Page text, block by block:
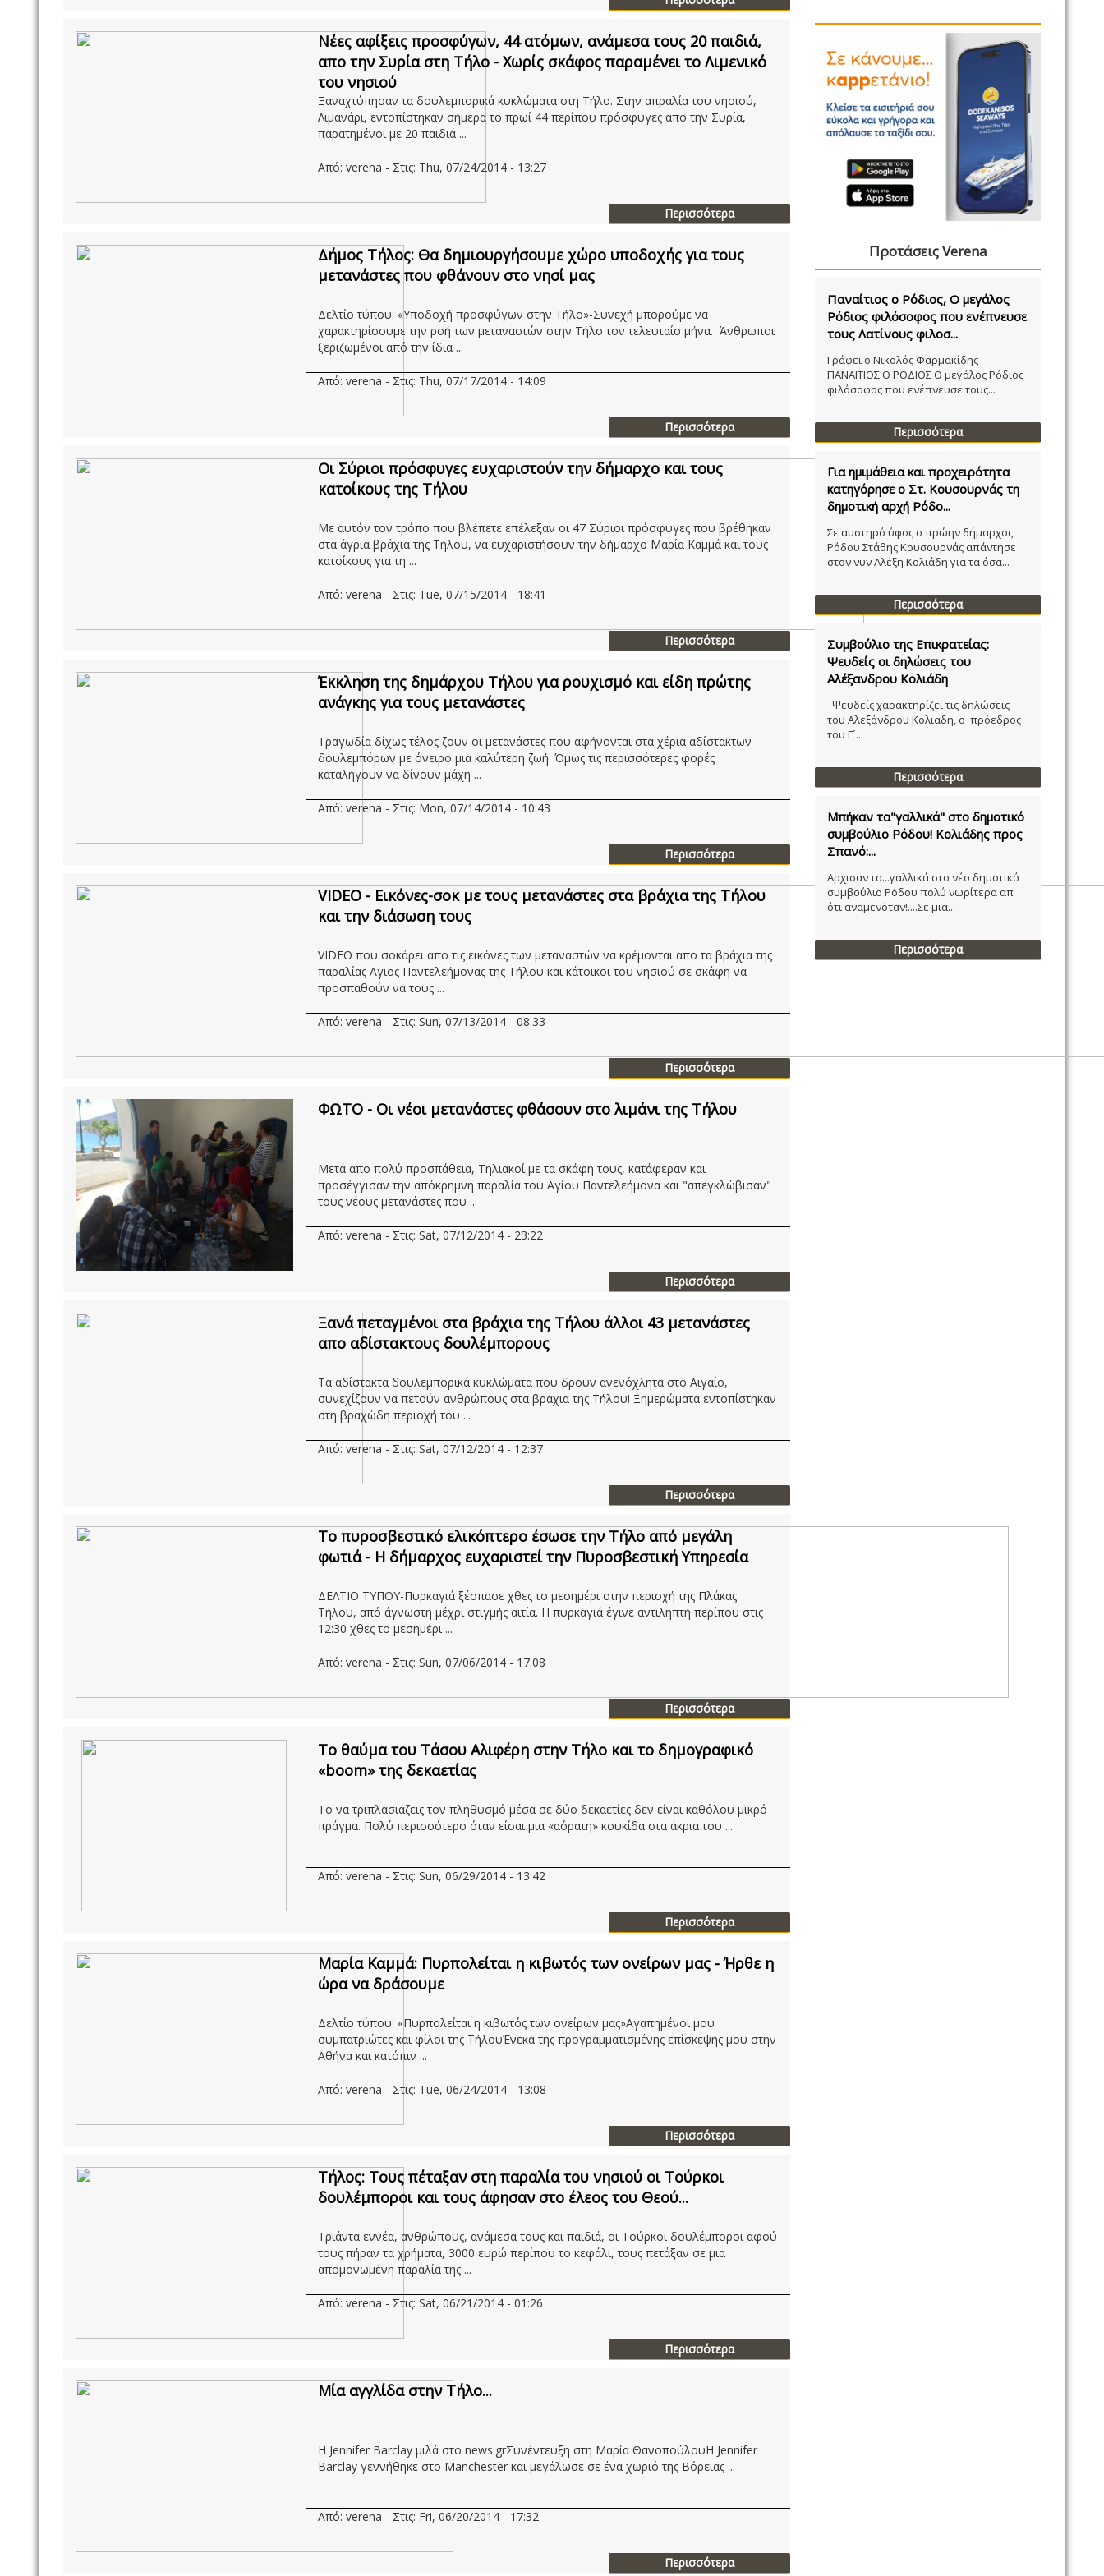
Νέες αφίξεις προσφύγων, 44 ατόμων, ανάμεσα τους 20 παιδιά,
απο την Συρία στη Τήλο - Χωρίς σκάφος παραμένει το Λιμενικό
του νησιού
Ξαναχτύπησαν τα δουλεμπορικά κυκλώματα στη Τήλο. Στην απραλία του νησιού,
Λιμανάρι, εντοπίστηκαν σήμερα το πρωί 44 περίπου πρόσφυγες απο την Συρία,
παρατημένοι με 20 παιδιά ...
Από: verena - Στις: Thu, 07/24/2014 - 13:27
Περισσότερα
Δήμος Τήλος: Θα δημιουργήσουμε χώρο υποδοχής για τους
μετανάστες που φθάνουν στο νησί μας
Δελτίο τύπου: «Υποδοχή προσφύγων στην Τήλο»-Συνεχή μπορούμε να
χαρακτηρίσουμε την ροή των μεταναστών στην Τήλο τον τελευταίο μήνα. Άνθρωποι
ξεριζωμένοι από την ίδια ...
Από: verena - Στις: Thu, 07/17/2014 - 14:09
Περισσότερα
Oι Σύριοι πρόσφυγες ευχαριστούν την δήμαρχο και τους
κατοίκους της Τήλου
Με αυτόν τον τρόπο που βλέπετε επέλεξαν οι 47 Σύριοι πρόσφυγες που βρέθηκαν
στα άγρια βράχια της Τήλου, να ευχαριστήσουν την δήμαρχο Μαρία Καμμά και τους
κατοίκους για τη ...
Από: verena - Στις: Tue, 07/15/2014 - 18:41
Περισσότερα
Έκκληση της δημάρχου Τήλου για ρουχισμό και είδη πρώτης
ανάγκης για τους μετανάστες
Τραγωδία δίχως τέλος ζουν οι μετανάστες που αφήνονται στα χέρια αδίστακτων
δουλεμπόρων με όνειρο μια καλύτερη ζωή. Όμως τις περισσότερες φορές
καταλήγουν να δίνουν μάχη ...
Από: verena - Στις: Mon, 07/14/2014 - 10:43
Περισσότερα
VIDEO - Εικόνες-σοκ με τους μετανάστες στα βράχια της Τήλου
και την διάσωση τους
VIDEO που σοκάρει απο τις εικόνες των μεταναστών να κρέμονται απο τα βράχια της
παραλίας Αγιος Παντελεήμονας της Τήλου και κάτοικοι του νησιού σε σκάφη να
προσπαθούν να τους ...
Από: verena - Στις: Sun, 07/13/2014 - 08:33
Περισσότερα
ΦΩΤΟ - Οι νέοι μετανάστες φθάσουν στο λιμάνι της Τήλου
Μετά απο πολύ προσπάθεια, Τηλιακοί με τα σκάφη τους, κατάφεραν και
προσέγγισαν την απόκρημνη παραλία του Αγίου Παντελεήμονα και "απεγκλώβισαν"
τους νέους μετανάστες που ...
Από: verena - Στις: Sat, 07/12/2014 - 23:22
Περισσότερα
Ξανά πεταγμένοι στα βράχια της Τήλου άλλοι 43 μετανάστες
απο αδίστακτους δουλέμπορους
Τα αδίστακτα δουλεμπορικά κυκλώματα που δρουν ανενόχλητα στο Αιγαίο,
συνεχίζουν να πετούν ανθρώπους στα βράχια της Τήλου! Ξημερώματα εντοπίστηκαν
στη βραχώδη περιοχή του ...
Από: verena - Στις: Sat, 07/12/2014 - 12:37
Περισσότερα
Το πυροσβεστικό ελικόπτερο έσωσε την Τήλο από μεγάλη
φωτιά - Η δήμαρχος ευχαριστεί την Πυροσβεστική Υπηρεσία
ΔΕΛΤΙΟ ΤΥΠΟΥ-Πυρκαγιά ξέσπασε χθες το μεσημέρι στην περιοχή της Πλάκας
Τήλου, από άγνωστη μέχρι στιγμής αιτία. Η πυρκαγιά έγινε αντιληπτή περίπου στις
12:30 χθες το μεσημέρι ...
Από: verena - Στις: Sun, 07/06/2014 - 17:08
Περισσότερα
Το θαύμα του Τάσου Αλιφέρη στην Τήλο και το δημογραφικό
«boom» της δεκαετίας
Το να τριπλασιάζεις τον πληθυσμό μέσα σε δύο δεκαετίες δεν είναι καθόλου μικρό
πράγμα. Πολύ περισσότερο όταν είσαι μια «αόρατη» κουκίδα στα άκρια του ...
Από: verena - Στις: Sun, 06/29/2014 - 13:42
Περισσότερα
Μαρία Καμμά: Πυρπολείται η κιβωτός των ονείρων μας - Ήρθε η
ώρα να δράσουμε
Δελτίο τύπου: «Πυρπολείται η κιβωτός των ονείρων μας»Αγαπημένοι μου
συμπατριώτες και φίλοι της ΤήλουΈνεκα της προγραμματισμένης επίσκεψής μου στην
Αθήνα και κατόπιν ...
Από: verena - Στις: Tue, 06/24/2014 - 13:08
Περισσότερα
Τήλος: Τους πέταξαν στη παραλία του νησιού οι Τούρκοι
δουλέμποροι και τους άφησαν στο έλεος του Θεού...
Τριάντα εννέα, ανθρώπους, ανάμεσα τους και παιδιά, οι Τούρκοι δουλέμποροι αφού
τους πήραν τα χρήματα, 3000 ευρώ περίπου το κεφάλι, τους πετάξαν σε μια
απομονωμένη παραλία της ...
Από: verena - Στις: Sat, 06/21/2014 - 01:26
Περισσότερα
Μία αγγλίδα στην Τήλο...
Η Jennifer Barclay μιλά στο news.grΣυνέντευξη στη Μαρία ΘανοπούλουΗ Jennifer
Barclay γεννήθηκε στο Manchester και μεγάλωσε σε ένα χωριό της Βόρειας ...
Από: verena - Στις: Fri, 06/20/2014 - 17:32
Περισσότερα
Προτάσεις Verena
Παναίτιος ο Ρόδιος, Ο μεγάλος
Ρόδιος φιλόσοφος που ενέπνευσε
τους Λατίνους φιλοσ...
Γράφει ο Νικολός Φαρμακίδης
ΠΑΝΑΙΤΙΟΣ Ο ΡΟΔΙΟΣ Ο μεγάλος Ρόδιος
φιλόσοφος που ενέπνευσε τους...
Περισσότερα
Για ημιμάθεια και προχειρότητα
κατηγόρησε ο Στ. Κουσουρνάς τη
δημοτική αρχή Ρόδο...
Σε αυστηρό ύφος ο πρώην δήμαρχος
Ρόδου Στάθης Κουσουρνάς απάντησε
στον νυν Αλέξη Κολιάδη για τα όσα...
Περισσότερα
Συμβούλιο της Επικρατείας:
Ψευδείς οι δηλώσεις του
Αλέξανδρου Κολιάδη
Ψευδείς χαρακτηρίζει τις δηλώσεις
του Αλεξάνδρου Κολιαδη, ο πρόεδρος
του Γ´...
Περισσότερα
Μπήκαν τα"γαλλικά" στο δημοτικό
συμβούλιο Ρόδου! Κολιάδης προς
Σπανό:...
Αρχισαν τα...γαλλικά στο νέο δημοτικό
συμβούλιο Ρόδου πολύ νωρίτερα απ
ότι αναμενόταν!....Σε μια...
Περισσότερα